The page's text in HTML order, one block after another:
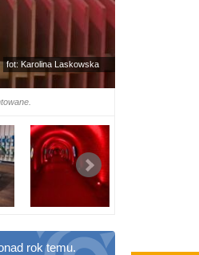
fot: Karolina Laskowska
rok temu.